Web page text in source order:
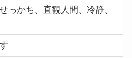
っかち、直観人間、冷静、